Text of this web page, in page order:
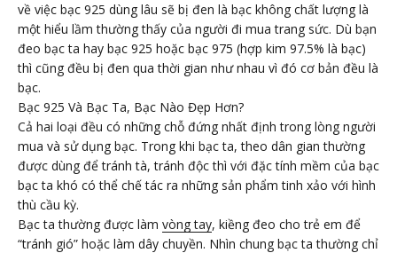
về việc bạc 925 dùng lâu sẽ bị đen là bạc không chất lượng là
một hiểu lầm thường thấy của người đi mua trang sức. Dù bạn
đeo bạc ta hay bạc 925 hoặc bạc 975 (hợp kim 97.5% là bạc)
thì cũng đều bị đen qua thời gian như nhau vì đó cơ bản đều là
bạc.
Bạc 925 Và Bạc Ta, Bạc Nào Đẹp Hơn?
Cả hai loại đều có những chỗ đứng nhất định trong lòng người
mua và sử dụng bạc. Trong khi bạc ta, theo dân gian thường
được dùng để tránh tà, tránh độc thì với đặc tính mềm của bạc
bạc ta khó có thể chế tác ra những sản phẩm tinh xảo với hình
thù cầu kỳ.
Bạc ta thường được làm vòng tay, kiềng đeo cho trẻ em để
“tránh gió” hoặc làm dây chuyền. Nhìn chung bạc ta thường chỉ